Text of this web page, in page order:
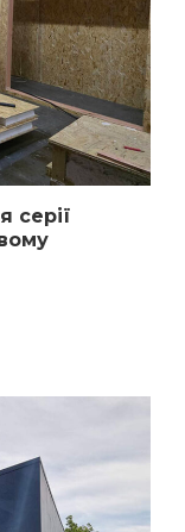
серії